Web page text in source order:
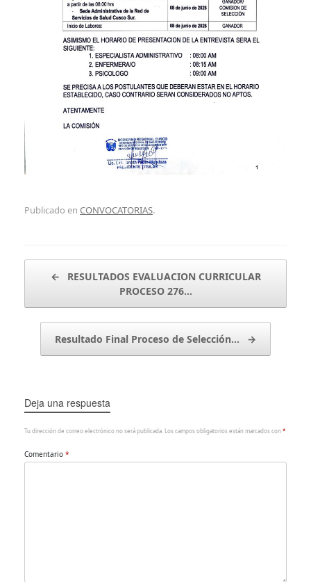
Publicado en CONVOCATORIAS.
Navegador de artículos
←
RESULTADOS EVALUACION CURRICULAR
PROCESO 276…
Resultado Final Proceso de Selección… →
Deja una respuesta
Tu dirección de correo electrónico no será publicada. Los campos obligatorios están marcados con*
Comentario *